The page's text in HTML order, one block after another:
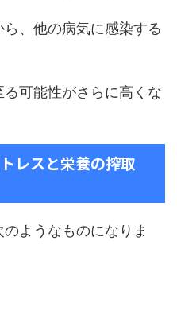
、他の病気に感染する
可能性がさらに高くな
レスと栄養の搾取
ようなものになりま